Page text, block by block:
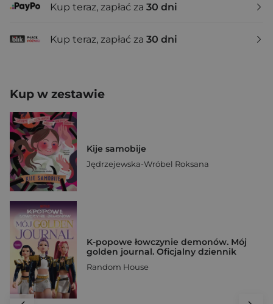
Kup teraz, zapłać za 30 dni
Kup teraz, zapłać za 30 dni
Kup w zestawie
Kije samobije
Jędrzejewska-Wróbel Roksana
K-popowe łowczynie demonów. Mój
golden journal. Oficjalny dziennik
Random House